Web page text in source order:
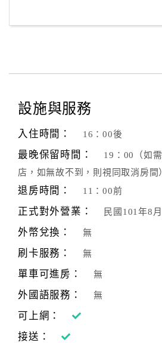
設施與服務
入住時間： 16：00後
最晚保留時間：
19：00（如
店，如無故不到，則視同取消房間
退房時間： 11：00前
正式對外營業： 民國101年8
外幣兌換： 無
刷卡服務： 無
單車可進房： 無
外國語服務： 無
可上網：
接送：